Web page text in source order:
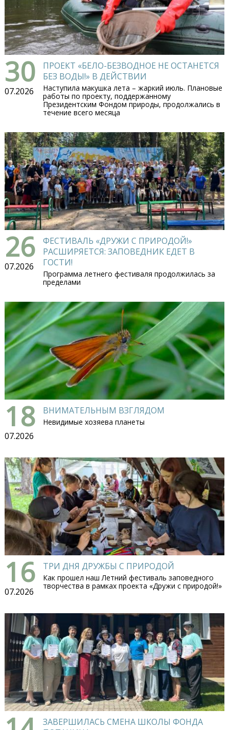
30
07.2026
ПРОЕКТ «БЕЛО-БЕЗВОДНОЕ НЕ ОСТАНЕТСЯ
БЕЗ ВОДЫ!» В ДЕЙСТВИИ
Наступила макушка лета – жаркий июль. Плановые
работы по проекту, поддержанному
Президентским Фондом природы, продолжались в
течение всего месяца
26
07.2026
ФЕСТИВАЛЬ «ДРУЖИ С ПРИРОДОЙ!»
РАСШИРЯЕТСЯ: ЗАПОВЕДНИК ЕДЕТ В
ГОСТИ!
Программа летнего фестиваля продолжилась за
пределами
18
07.2026
ВНИМАТЕЛЬНЫМ ВЗГЛЯДОМ
Невидимые хозяева планеты
16
07.2026
ТРИ ДНЯ ДРУЖБЫ С ПРИРОДОЙ
Как прошел наш Летний фестиваль заповедного
творчества в рамках проекта «Дружи с природой!»
ЗАВЕРШИЛАСЬ СМЕНА ШКОЛЫ ФОНДА